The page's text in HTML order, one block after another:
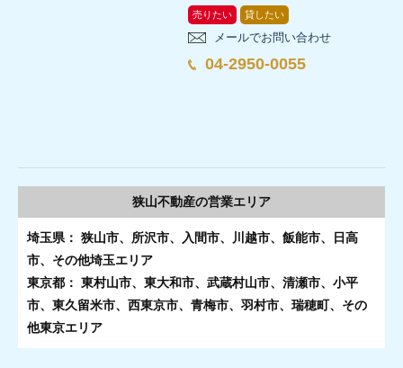
売りたい 貸したい
メールでお問い合わせ
04-2950-0055
狭山不動産の営業エリア
埼玉県： 狭山市、所沢市、入間市、川越市、飯能市、日高
市、その他埼玉エリア
東京都： 東村山市、東大和市、武蔵村山市、清瀬市、小平
市、東久留米市、西東京市、青梅市、羽村市、瑞穂町、その
他東京エリア